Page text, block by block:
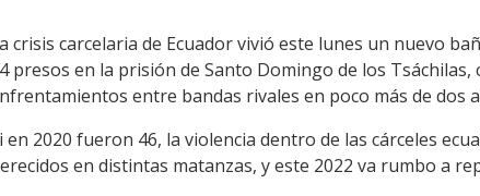
crisis carcelaria de Ecuador vivió este lunes un nuevo
presos en la prisión de Santo Domingo de los
entre bandas rivales en poco más de dos
en 2020 fueron 46, la violencia dentro de las cárceles
en distintas matanzas, y este 2022 va rumbo a